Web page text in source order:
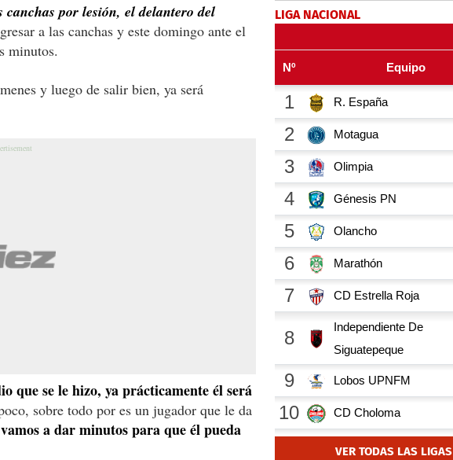
canchas por lesión, el delantero del
a las canchas y este domingo ante el
minutos.
y luego de salir bien, ya será
que se le hizo, ya prácticamente él será
sobre todo por es un jugador que le da
a dar minutos para que él pueda
LIGA NACIONAL
VER TODAS LAS LIGAS